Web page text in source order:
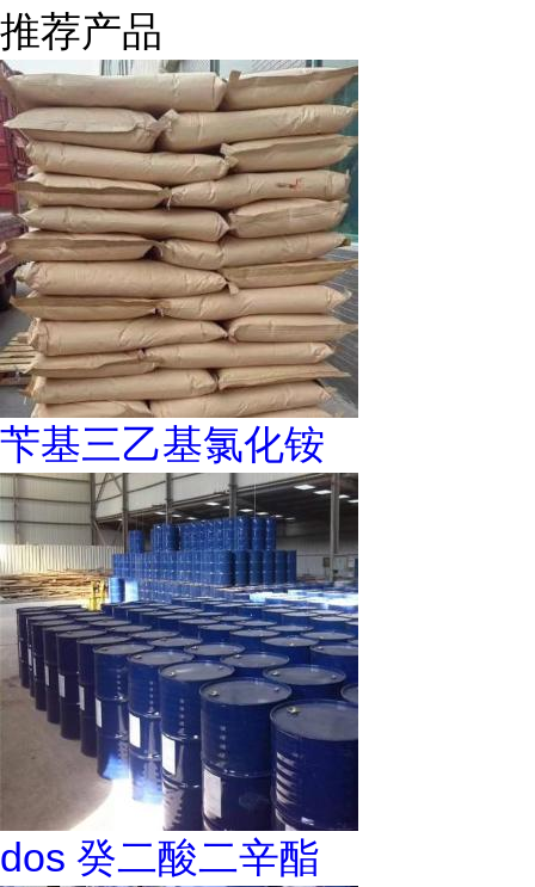
推荐产品
苄基三乙基氯化铵
dos 癸二酸二辛酯